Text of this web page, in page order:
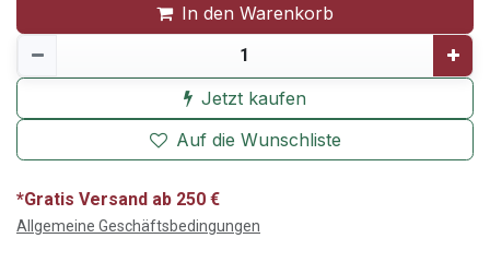
In den Warenkorb
Jetzt kaufen
Auf die Wunschliste
*Gratis Versand ab 250 €
Allgemeine Geschäftsbedingungen